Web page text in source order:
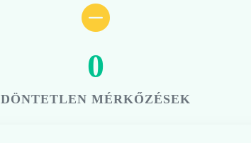
0
DÖNTETLEN MÉRKŐZÉSEK